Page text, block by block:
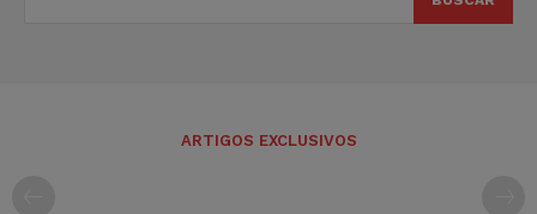
ARTIGOS EXCLUSIVOS